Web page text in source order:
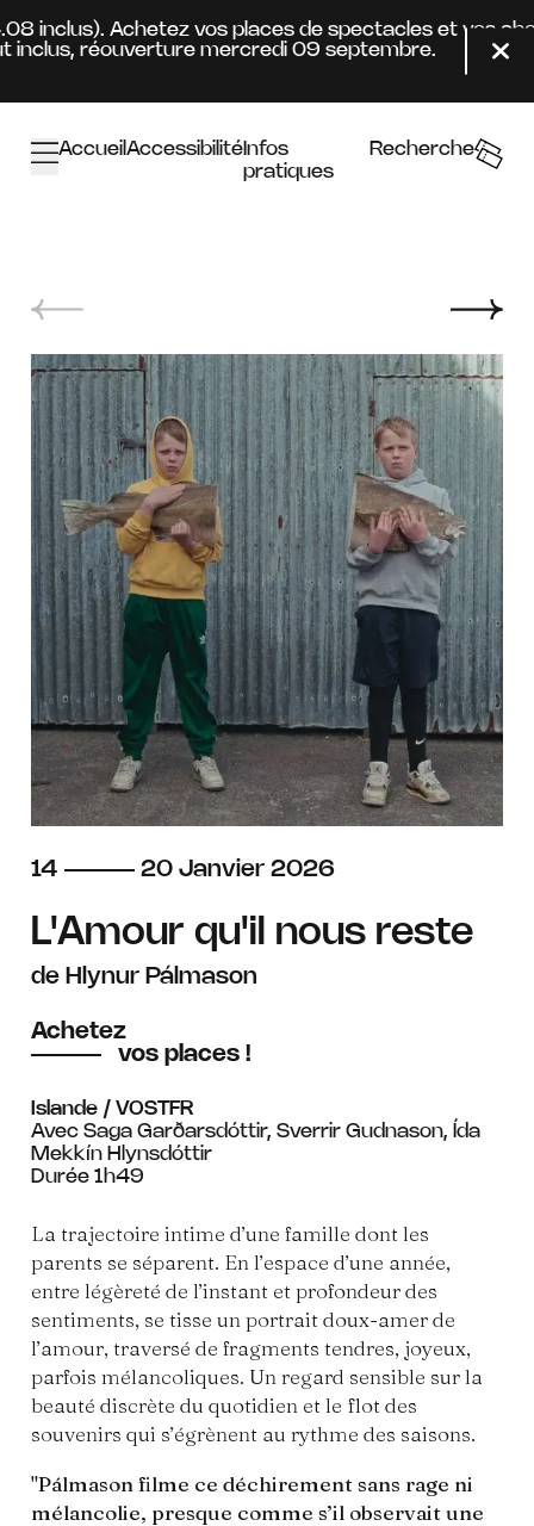
inclus). Achetez vos places de spectacles et vos
réouverture mercredi 09 septembre.
AccueilAccessibilitéInfos
pratiques
Recherche
du
14 au
20 janvier
Janvier 2026
L'Amour qu'il nous reste
de Hlynur Pálmason
Achetez
vos places !
Islande / VOSTFR
Avec Saga Garðarsdóttir, Sverrir Gudnason, Ída
Mekkín Hlynsdóttir
Durée 1h49
La trajectoire intime d’une famille dont les
parents se séparent. En l’espace d’une année,
entre légèreté de l’instant et profondeur des
sentiments, se tisse un portrait doux-amer de
l’amour, traversé de fragments tendres, joyeux,
parfois mélancoliques. Un regard sensible sur la
beauté discrète du quotidien et le flot des
souvenirs qui s’égrènent au rythme des saisons.
"Pálmason filme ce déchirement sans rage ni
mélancolie, presque comme s’il observait une